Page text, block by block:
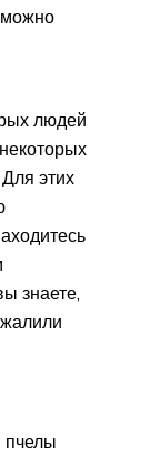
можно
людей
этих
знаете,
пчелы